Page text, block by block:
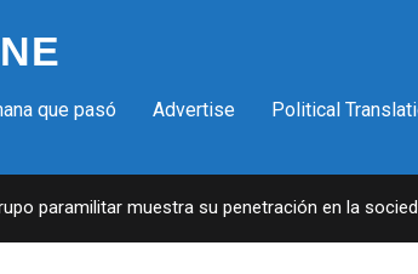
que pasó Advertise Political
paramilitar muestra su penetración en la sociedad